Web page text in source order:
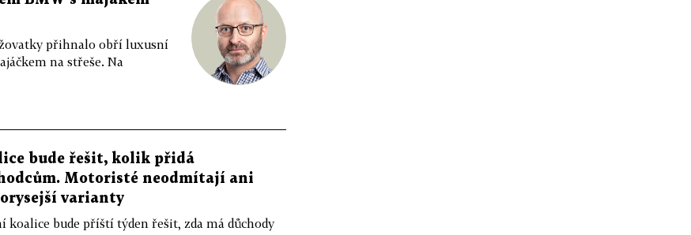
přihnalo obří luxusní
na střeše. Na
bude řešit, kolik přidá
Motoristé neodmítají ani
varianty
koalice bude příští týden řešit, zda má důchody